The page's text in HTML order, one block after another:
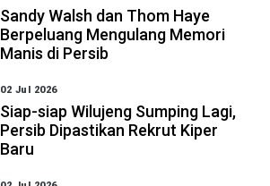
Sandy Walsh dan Thom Haye
Berpeluang Mengulang Memori
Manis di Persib
02 Jul 2026
Siap-siap Wilujeng Sumping Lagi,
Persib Dipastikan Rekrut Kiper
Baru